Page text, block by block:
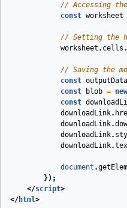
// Accessing
const worksheet
// Setting the
worksheet . cells .
// Saving the
const outputData
const
blob = new
const
downloadLink.
downloadLink.
downloadLink.
downloadLink.
document .
});
</script>
</html>